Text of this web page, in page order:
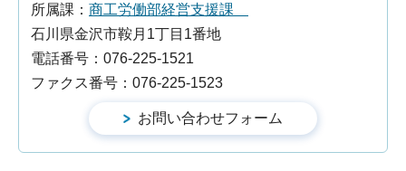
所属課： 商工労働部経営支援課
石川県金沢市鞍月1丁目1番地
電話番号：076-225-1521
ファクス番号：076-225-1523